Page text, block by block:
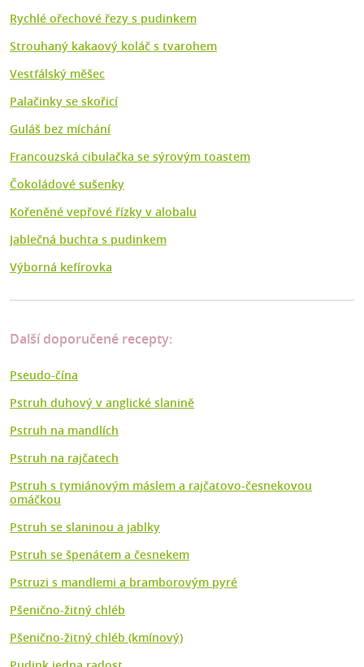
Rychlé ořechové řezy s pudinkem
Strouhaný kakaový koláč s tvarohem
Vestfálský měšec
Palačinky se skořicí
Guláš bez míchání
Francouzská cibulačka se sýrovým toastem
Čokoládové sušenky
Kořeněné vepřové řízky v alobalu
Jablečná buchta s pudinkem
Výborná kefírovka
Další doporučené recepty:
Pseudo-čína
Pstruh duhový v anglické slanině
Pstruh na mandlích
Pstruh na rajčatech
Pstruh s tymiánovým máslem a rajčatovo-česnekovou
omáčkou
Pstruh se slaninou a jablky
Pstruh se špenátem a česnekem
Pstruzi s mandlemi a bramborovým pyré
Pšenično-žitný chléb
Pšenično-žitný chléb (kmínový)